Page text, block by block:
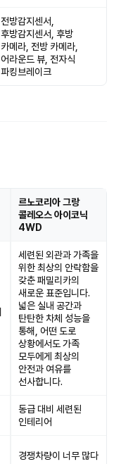
전방감지센서,
후방감지센서, 후방
카메라, 전방 카메라,
어라운드 뷰, 전자식
파킹브레이크
르노코리아 그랑
콜레오스 아이코닉
4WD
세련된 외관과 가족을
위한 최상의 안락함을
갖춘 패밀리카의
새로운 표준입니다.
넓은 실내 공간과
탄탄한 차체 성능을
통해, 어떤 도로
상황에서도 가족
모두에게 최상의
안전과 여유를
선사합니다.
동급 대비 세련된
인테리어
경쟁차량이 너무 많다